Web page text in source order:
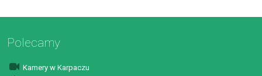
Polecamy
Kamery w Karpaczu